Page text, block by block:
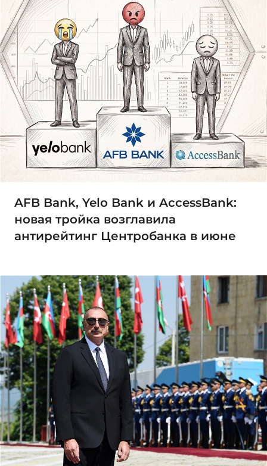
AFB Bank, Yelo Bank и AccessBank:
новая тройка возглавила
антирейтинг Центробанка в июне